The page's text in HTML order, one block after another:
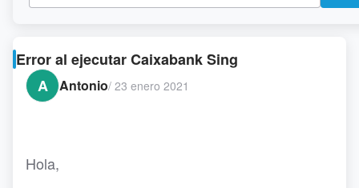
Error al ejecutar Caixabank Sing
A
Antonio/ 23 enero 2021
Hola,